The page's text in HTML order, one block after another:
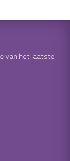
van het laatste